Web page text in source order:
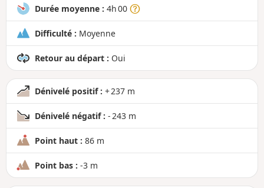
Durée moyenne : 4h 00
Difficulté : Moyenne
Retour au départ : Oui
Dénivelé positif : + 237 m
Dénivelé négatif : - 243 m
Point haut : 86 m
Point bas : -3 m